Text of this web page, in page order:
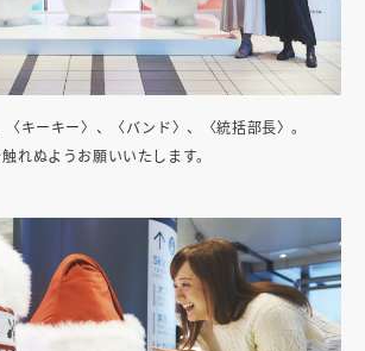
〈キーキー〉、〈バンド〉、〈統括部長〉。
ぬようお願いいたします。